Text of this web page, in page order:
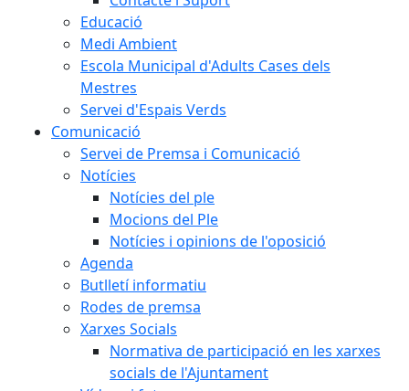
Educació
Medi Ambient
Escola Municipal d'Adults Cases dels
Mestres
Servei d'Espais Verds
Comunicació
Servei de Premsa i Comunicació
Notícies
Notícies del ple
Mocions del Ple
Notícies i opinions de l'oposició
Agenda
Butlletí informatiu
Rodes de premsa
Xarxes Socials
Normativa de participació en les xarxes
socials de l'Ajuntament